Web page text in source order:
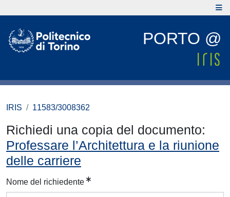
PORTO @
IRIS 11583/3008362
Richiedi una copia del documento:
Professare l’Architettura e la riunione
delle carriere
Nome del richiedente